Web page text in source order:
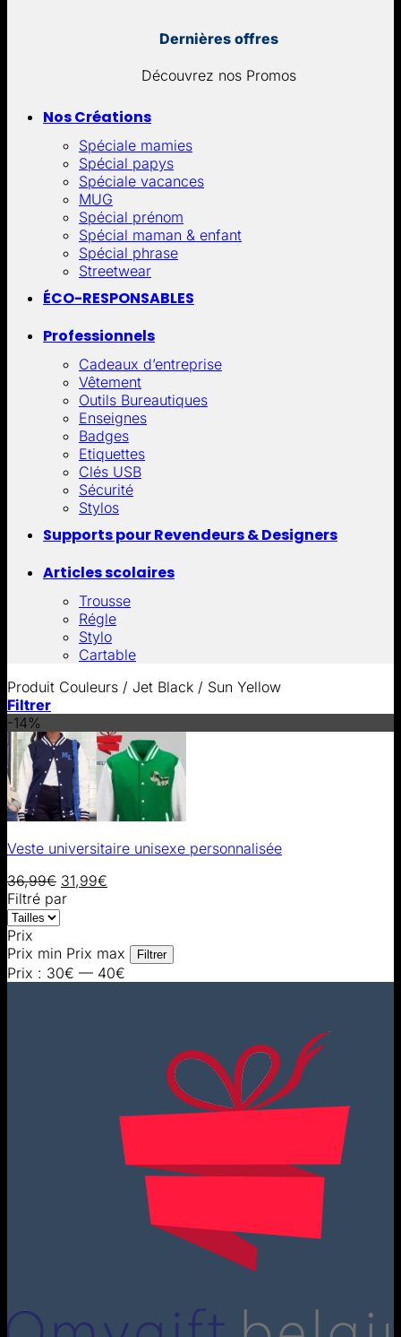
Dernières offres
Découvrez nos Promos
Nos Créations
Spéciale mamies
Spécial papys
Spéciale vacances
MUG
Spécial prénom
Spécial maman & enfant
Spécial phrase
Streetwear
ÉCO-RESPONSABLES
Professionnels
Cadeaux d’entreprise
Vêtement
Outils Bureautiques
Enseignes
Badges
Etiquettes
Clés USB
Sécurité
Stylos
Supports pour Revendeurs & Designers
Articles scolaires
Trousse
Régle
Stylo
Cartable
Produit Couleurs / Jet Black / Sun Yellow
Filtrer
-14%
Veste universitaire unisexe personnalisée
36,99€ 31,99€
Filtré par
Prix
Prix min Prix max Filtrer
Prix : 30€ — 40€